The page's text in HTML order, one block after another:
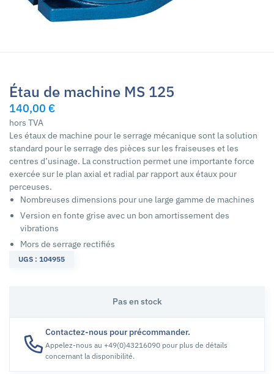
Étau de machine MS 125
140,00 €
hors TVA
Les étaux de machine pour le serrage mécanique sont la solution
standard pour le serrage des pièces sur les fraiseuses et les
centres d’usinage. La construction permet une importante force
exercée sur le plan axial et radial par rapport aux étaux pour
perceuses.
Nombreuses dimensions pour une large gamme de machines
Version en fonte grise avec un bon amortissement des
vibrations
Mors de serrage rectifiés
UGS : 104955
Pas en stock
Contactez-nous pour précommander.
Appelez-nous au +49(0)43216090 pour plus de détails
concernant la disponibilité.